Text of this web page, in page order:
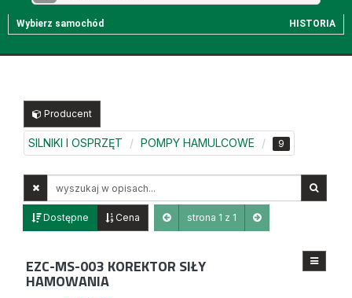
Wybierz samochód HISTORIA
Producent
SILNIKI I OSPRZĘT POMPY HAMULCOWE 9
opisach
Dostępne Cena strona 1 z 1
EZC-MS-003 KOREKTOR SIŁY
HAMOWANIA